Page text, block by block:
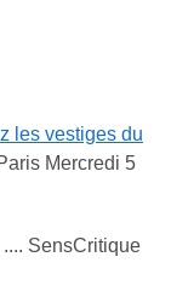
les vestiges du
Mercredi 5
SensCritique